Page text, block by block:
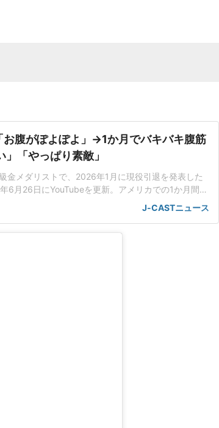
お腹がぽよぽよ」→1か月でバキバキ腹筋
「やっぱり素敵」
金メダリストで、2026年1月に現役引退を発表した
6月26日にYouTubeを更新。アメリカでの1か月間の
を公開した。食事制限ほぼなし「ゆっくり体を鍛え
26年1月、YouTubeで、「年末年始で太りすぎた」と
J-CASTニュース